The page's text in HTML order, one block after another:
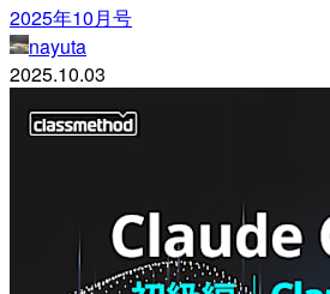
2025年10月号
nayuta
2025.10.03